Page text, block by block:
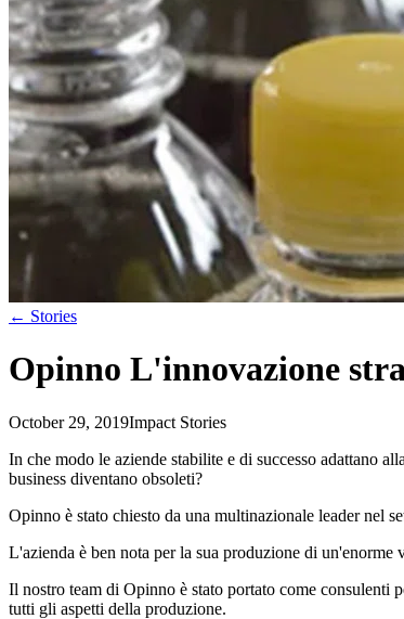
← Stories
Opinno L'innovazione
October 29, 2019Impact Stories
In che modo le aziende stabilite e di successo adattano
business diventano obsoleti?
Opinno è stato chiesto da una multinazionale leader nel
L'azienda è ben nota per la sua produzione di
Il nostro team di Opinno è stato portato come consulenti
tutti gli aspetti della produzione.